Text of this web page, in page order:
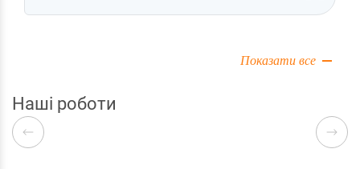
Показати все
Наші роботи